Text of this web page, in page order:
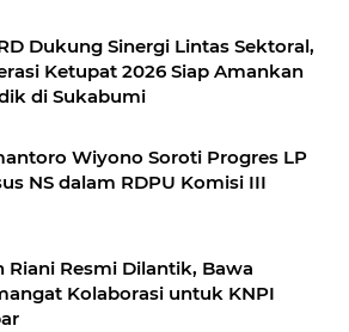
Dukung Sinergi Lintas Sektoral,
Ketupat 2026 Siap Amankan
di Sukabumi
Wiyono Soroti Progres LP
NS dalam RDPU Komisi III
Riani Resmi Dilantik, Bawa
Kolaborasi untuk KNPI